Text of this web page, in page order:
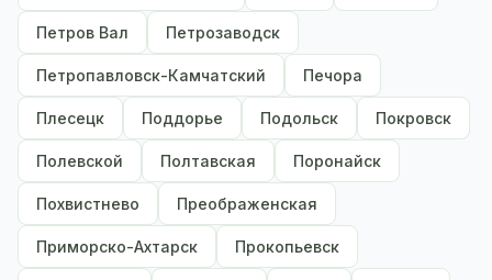
Петров Вал Петрозаводск
Петропавловск-Камчатский Печора
Плесецк Поддорье Подольск Покровск
Полевской Полтавская Поронайск
Похвистнево Преображенская
Приморско-Ахтарск Прокопьевск